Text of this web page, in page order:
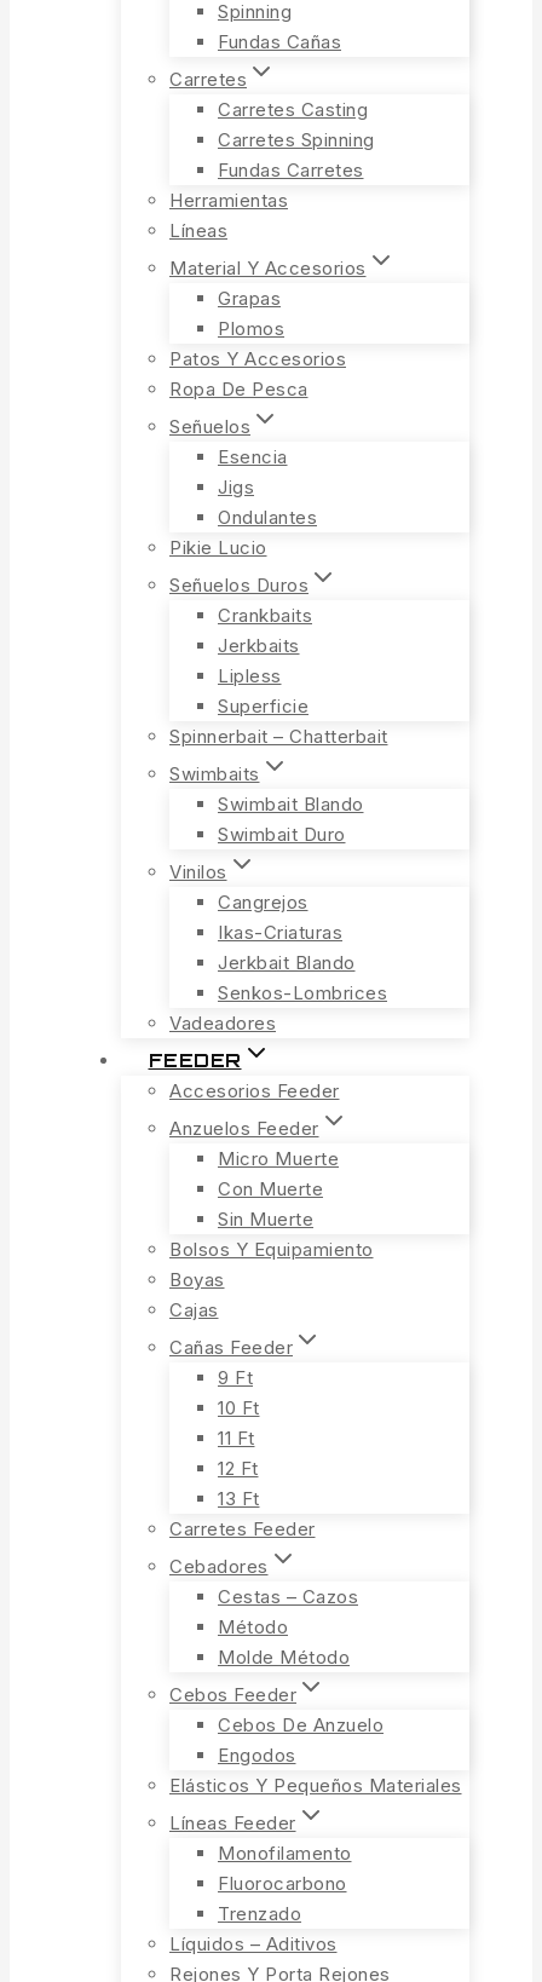
Spinning
Fundas Cañas
Carretes
Carretes Casting
Carretes Spinning
Fundas Carretes
Herramientas
Líneas
Material Y Accesorios
Grapas
Plomos
Patos Y Accesorios
Ropa De Pesca
Señuelos
Esencia
Jigs
Ondulantes
Pikie Lucio
Señuelos Duros
Crankbaits
Jerkbaits
Lipless
Superficie
Spinnerbait – Chatterbait
Swimbaits
Swimbait Blando
Swimbait Duro
Vinilos
Cangrejos
Ikas-Criaturas
Jerkbait Blando
Senkos-Lombrices
Vadeadores
FEEDER
Accesorios Feeder
Anzuelos Feeder
Micro Muerte
Con Muerte
Sin Muerte
Bolsos Y Equipamiento
Boyas
Cajas
Cañas Feeder
9 Ft
10 Ft
11 Ft
12 Ft
13 Ft
Carretes Feeder
Cebadores
Cestas – Cazos
Método
Molde Método
Cebos Feeder
Cebos De Anzuelo
Engodos
Elásticos Y Pequeños Materiales
Líneas Feeder
Monofilamento
Fluorocarbono
Trenzado
Líquidos – Aditivos
Rejones Y Porta Rejones